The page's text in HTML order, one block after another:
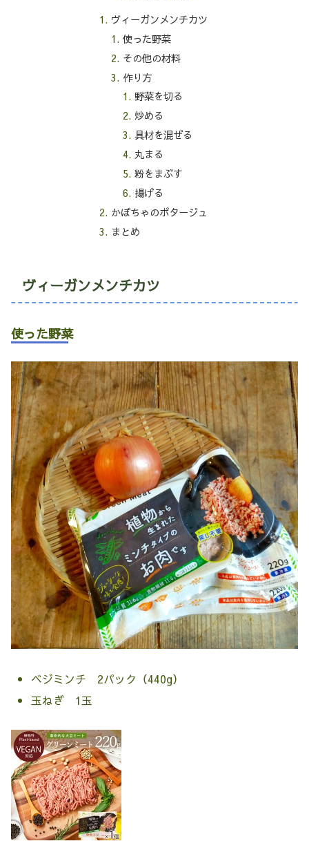
ヴィーガンメンチカツ
使った野菜
その他の材料
作り方
野菜を切る
炒める
具材を混ぜる
丸まる
粉をまぶす
揚げる
かぼちゃのポタージュ
まとめ
ヴィーガンメンチカツ
使った野菜
ベジミンチ 2パック（440g）
玉ねぎ 1玉